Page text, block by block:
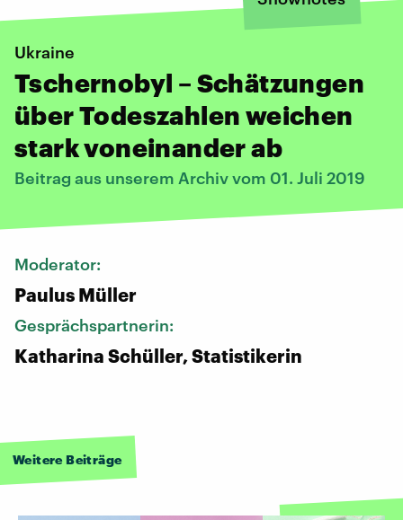
Ukraine
Tschernobyl – Schätzungen
über Todeszahlen weichen
stark voneinander ab
Beitrag aus unserem Archiv vom 01. Juli 2019
Moderator:
Paulus Müller
Gesprächspartnerin:
Katharina Schüller, Statistikerin
Weitere Beiträge